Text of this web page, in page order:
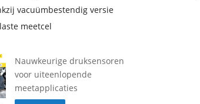
vacuümbestendig versie
meetcel
Nauwkeurige druksensoren
voor uiteenlopende
meetapplicaties